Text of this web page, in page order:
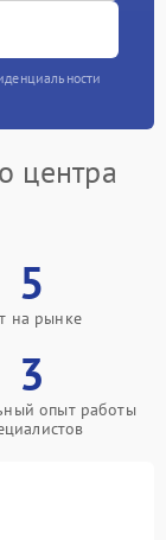
центра
5
на рынке
3
опыт работы